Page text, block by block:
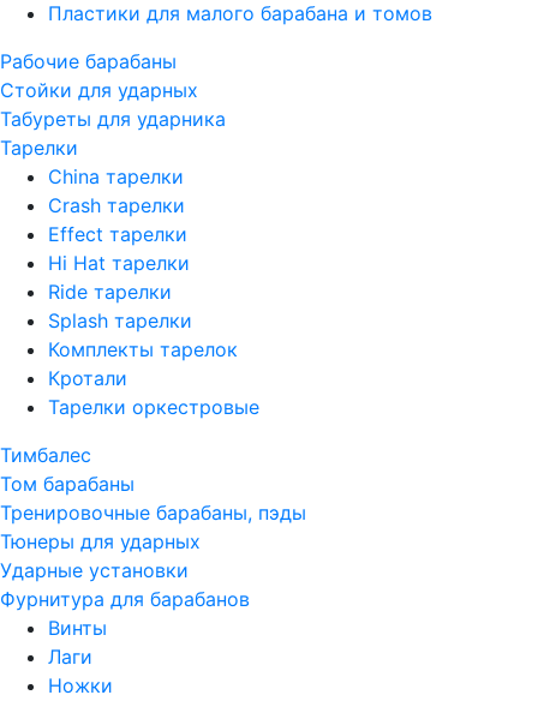
Пластики для малого барабана и томов
Рабочие барабаны
Стойки для ударных
Табуреты для ударника
Тарелки
China тарелки
Crash тарелки
Effect тарелки
Hi Hat тарелки
Ride тарелки
Splash тарелки
Комплекты тарелок
Кротали
Тарелки оркестровые
Тимбалес
Том барабаны
Тренировочные барабаны, пэды
Тюнеры для ударных
Ударные установки
Фурнитура для барабанов
Винты
Лаги
Ножки